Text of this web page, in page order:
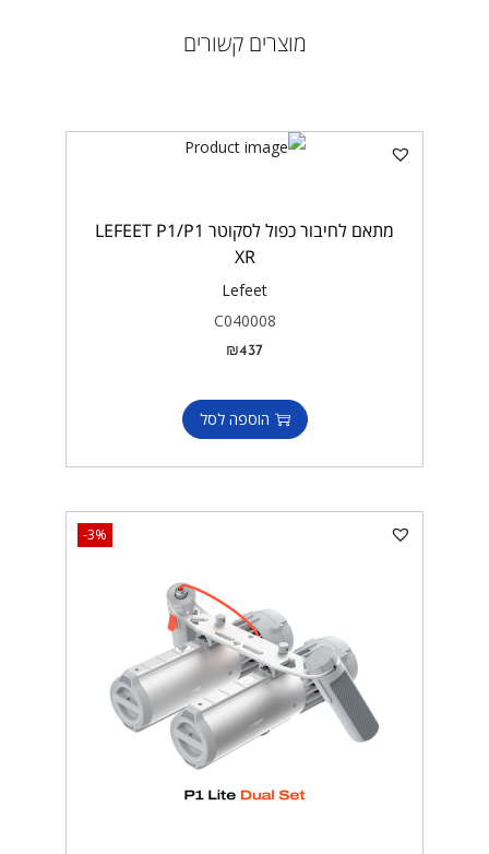
מוצרים קשורים
מתאם לחיבור כפול לסקוטר LEFEET P1/P1
XR
Lefeet
C040008
₪437
הוספה לסל
-3%